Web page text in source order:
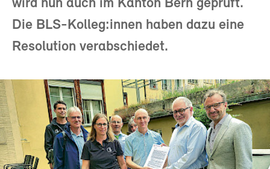
wird nun auch im Kanton Bern geprüft.
Die BLS-Kolleg:innen haben dazu eine
Resolution verabschiedet.